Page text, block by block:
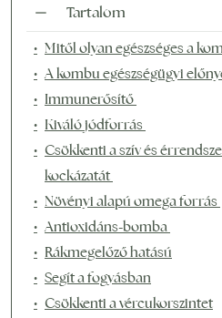
Tartalom
Mitől olyan egészséges a
A kombu egészségügyi
Immunerősítő
Kiváló jódforrás
Csökkenti a szív és
kockázatát
Növényi alapú omega forrás
Antioxidáns-bomba
Rákmegelőző hatású
Segít a fogyásban
Csökkenti a vércukorszintet